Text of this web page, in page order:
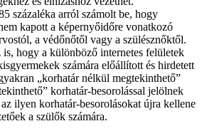
százaléka arról számolt be, hogy
kapott a képernyőidőre vonatkozó
a védőnőtől vagy a szülésznőktől.
hogy a különböző internetes felületek
számára előállított és hirdetett
„korhatár nélkül megtekinthető”
korhatár-besorolással jelölnek
ilyen korhatár-besorolásokat újra kellene
a szülők számára.